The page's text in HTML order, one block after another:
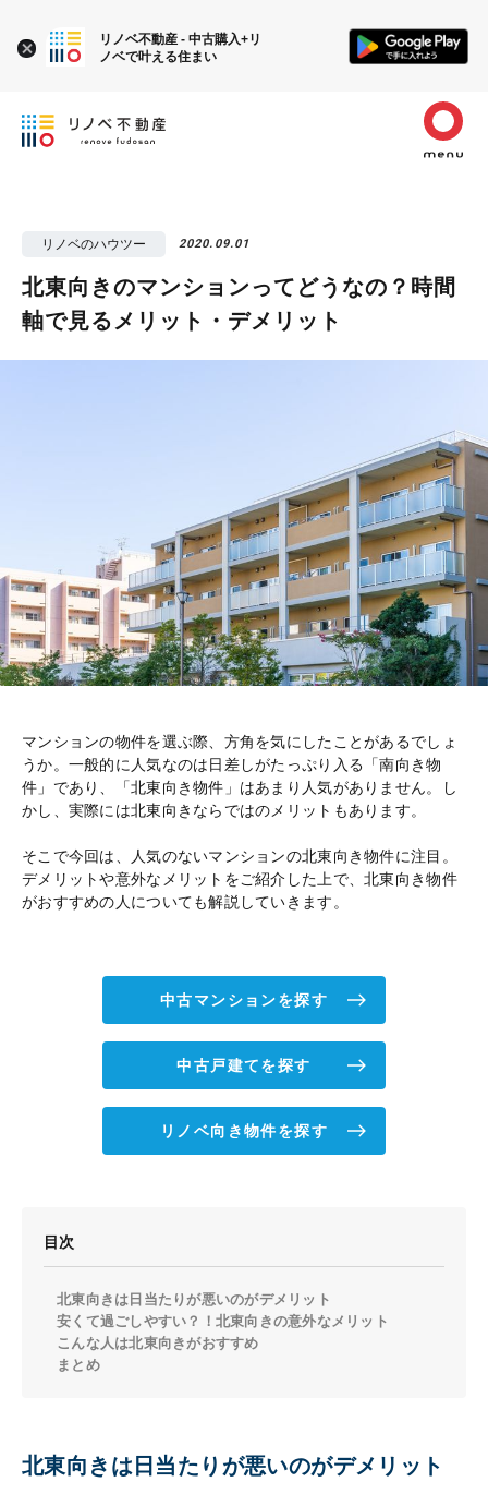
リノベのハウツー 2020.09.01
北東向きのマンションってどうなの？時間
軸で見るメリット・デメリット
マンションの物件を選ぶ際、方角を気にしたことがあるでしょ
うか。一般的に人気なのは日差しがたっぷり入る「南向き物
件」であり、「北東向き物件」はあまり人気がありません。し
かし、実際には北東向きならではのメリットもあります。
そこで今回は、人気のないマンションの北東向き物件に注目。
デメリットや意外なメリットをご紹介した上で、北東向き物件
がおすすめの人についても解説していきます。
中古マンションを探す
中古戸建てを探す
リノベ向き物件を探す
目次
北東向きは日当たりが悪いのがデメリット
安くて過ごしやすい？！北東向きの意外なメリット
こんな人は北東向きがおすすめ
まとめ
北東向きは日当たりが悪いのがデメリット
リノベ不動産 - 中古購入+リ
ノベで叶える住まい